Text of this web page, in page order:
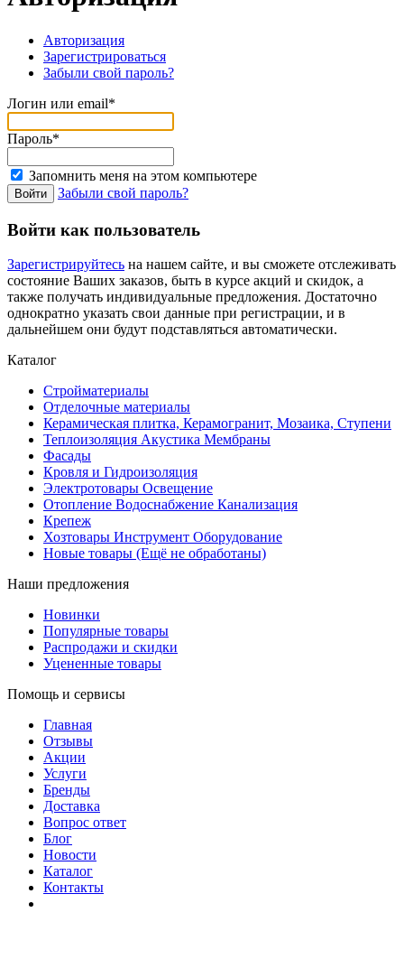
Авторизация
Зарегистрироваться
Забыли свой пароль?
Логин или email*
Пароль*
Запомнить меня на этом компьютере
Забыли свой пароль?
Войти как пользователь
Зарегистрируйтесь на нашем сайте, и вы сможете отслеживать
состояние Ваших заказов, быть в курсе акций и скидок, а
также получать индивидуальные предложения. Достаточно
однократно указать свои данные при регистрации, и в
дальнейшем они будут подставляться автоматически.
Каталог
Стройматериалы
Отделочные материалы
Керамическая плитка, Керамогранит, Мозаика, Ступени
Теплоизоляция Акустика Мембраны
Фасады
Кровля и Гидроизоляция
Электротовары Освещение
Отопление Водоснабжение Канализация
Крепеж
Хозтовары Инструмент Оборудование
Новые товары (Ещё не обработаны)
Наши предложения
Новинки
Популярные товары
Распродажи и скидки
Уцененные товары
Помощь и сервисы
Главная
Отзывы
Акции
Услуги
Бренды
Доставка
Вопрос ответ
Блог
Новости
Каталог
Контакты